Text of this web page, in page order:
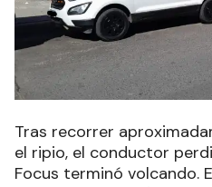
Tras recorrer
el ripio, el conductor
Focus terminó volcando.